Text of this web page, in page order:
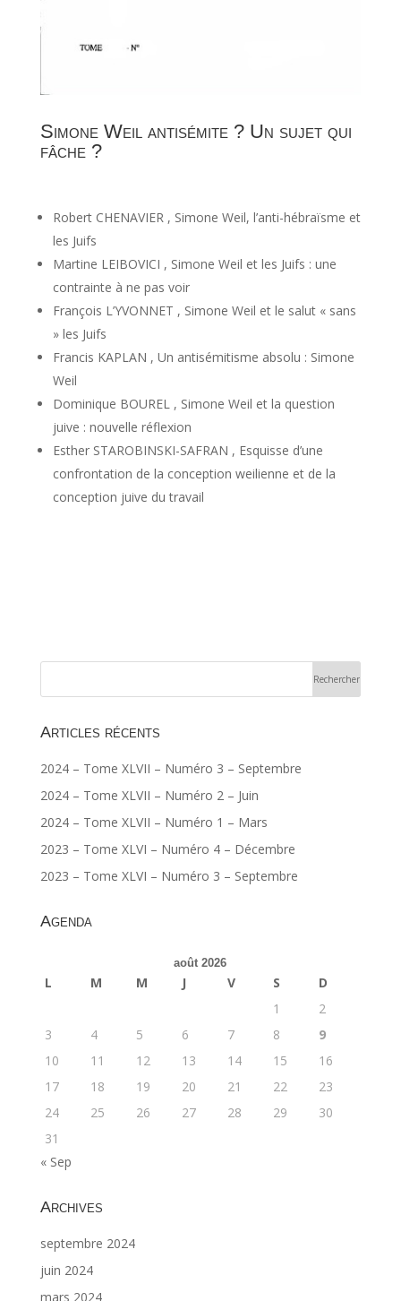
Simone Weil antisémite ? Un sujet qui
fâche ?
Robert CHENAVIER , Simone Weil, l’anti-hébraïsme et
les Juifs
Martine LEIBOVICI , Simone Weil et les Juifs : une
contrainte à ne pas voir
François L’YVONNET , Simone Weil et le salut « sans
» les Juifs
Francis KAPLAN , Un antisémitisme absolu : Simone
Weil
Dominique BOUREL , Simone Weil et la question
juive : nouvelle réflexion
Esther STAROBINSKI-SAFRAN , Esquisse d’une
confrontation de la conception weilienne et de la
conception juive du travail
Articles récents
2024 – Tome XLVII – Numéro 3 – Septembre
2024 – Tome XLVII – Numéro 2 – Juin
2024 – Tome XLVII – Numéro 1 – Mars
2023 – Tome XLVI – Numéro 4 – Décembre
2023 – Tome XLVI – Numéro 3 – Septembre
Agenda
août 2026
L M M J V S
D
1
2
3
4 5 6 7 8
9
10
11 12 13 14 15
16
17
18 19 20 21 22
23
24
25 26 27 28 29
30
31
« Sep
Archives
septembre 2024
juin 2024
mars 2024